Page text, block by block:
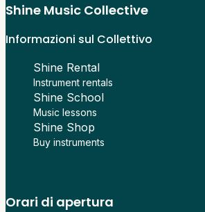
Shine Music Collective
Informazioni sul Collettivo
Shine Rental
Instrument rentals
Shine School
Music lessons
Shine Shop
Buy instruments
Orari di apertura